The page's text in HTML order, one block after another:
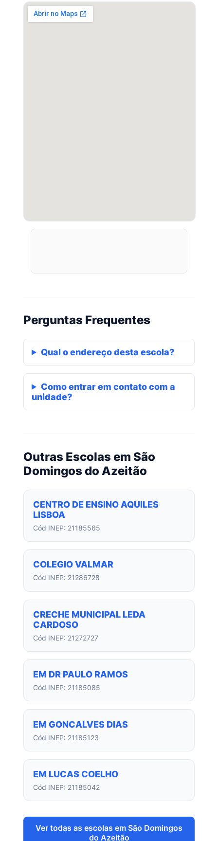
Perguntas Frequentes
Qual o endereço desta escola?
Como entrar em contato com a
unidade?
Outras Escolas em São
Domingos do Azeitão
CENTRO DE ENSINO AQUILES
LISBOA
Cód INEP: 21185565
COLEGIO VALMAR
Cód INEP: 21286728
CRECHE MUNICIPAL LEDA
CARDOSO
Cód INEP: 21272727
EM DR PAULO RAMOS
Cód INEP: 21185085
EM GONCALVES DIAS
Cód INEP: 21185123
EM LUCAS COELHO
Cód INEP: 21185042
Ver todas as escolas em São Domingos
do Azeitão